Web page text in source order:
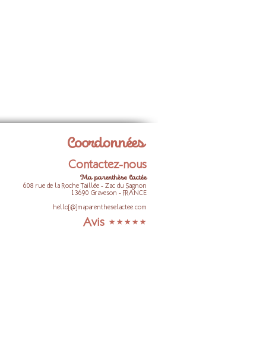
Coordonnées
Contactez-nous
Ma parenthèse lactée
608 rue de la Roche Taillée - Zac du Sagnon
13690 Graveson - FRANCE
hello[@]maparentheselactee.com
Avis ⋆⋆⋆⋆⋆